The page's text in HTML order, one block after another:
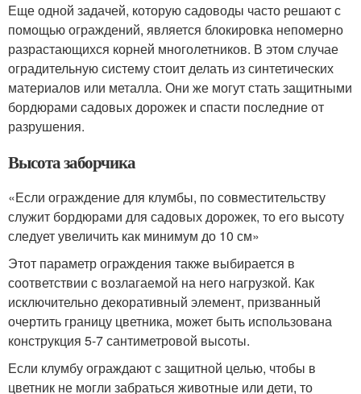
Еще одной задачей, которую садоводы часто решают с
помощью ограждений, является блокировка непомерно
разрастающихся корней многолетников. В этом случае
оградительную систему стоит делать из синтетических
материалов или металла. Они же могут стать защитными
бордюрами садовых дорожек и спасти последние от
разрушения.
Высота заборчика
«Если ограждение для клумбы, по совместительству
служит бордюрами для садовых дорожек, то его высоту
следует увеличить как минимум до 10 см»
Этот параметр ограждения также выбирается в
соответствии с возлагаемой на него нагрузкой. Как
исключительно декоративный элемент, призванный
очертить границу цветника, может быть использована
конструкция 5-7 сантиметровой высоты.
Если клумбу ограждают с защитной целью, чтобы в
цветник не могли забраться животные или дети, то